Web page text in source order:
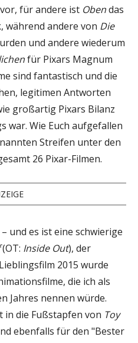
für andere ist Obendas
während andere von Die
und andere wiederum
für Pixars Magnum
sind fantastisch und die
legitimen Antworten
großartig Pixars Bilanz
war. Wie Euch aufgefallen
Streifen unter den
26 Pixar-Filmen.
und es ist eine schwierige
(OT: Inside Out), der
2015 wurde
die ich als
Jahres nennen würde.
in die Fußstapfen von Toy
ebenfalls für den "Bester